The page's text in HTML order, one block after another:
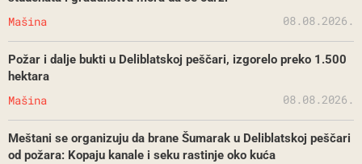
Mašina 08.08.2026.
Požar i dalje bukti u Deliblatskoj peščari, izgorelo preko 1.500
hektara
Mašina 08.08.2026.
Meštani se organizuju da brane Šumarak u Deliblatskoj peščari
od požara: Kopaju kanale i seku rastinje oko kuća